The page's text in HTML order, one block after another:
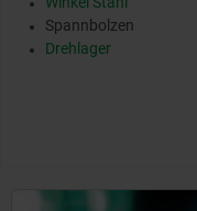
Spannbolzen
Drehlager